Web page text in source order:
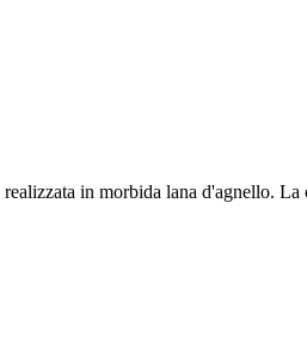
in morbida lana d'agnello. La